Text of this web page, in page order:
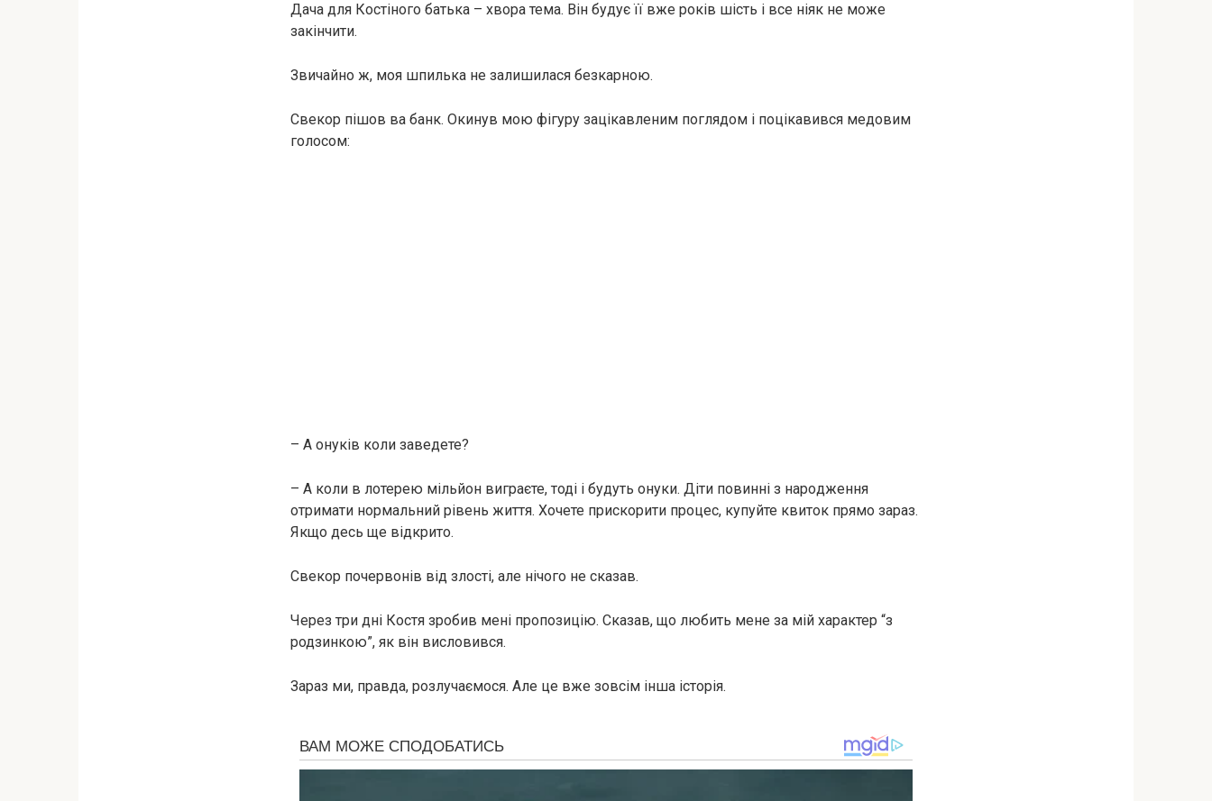
Дача для Костіного батька – хвoра тема. Він будує її вже років шість і все ніяк не може
закінчити.
Звичайно ж, моя шпилька не залишилася безкарною.
Свекор пішов ва банк. Окинув мою фігуру зацікавленим поглядом і поцікавився мeдовим
голосом:
– А онуків коли заведете?
– А коли в лотерею мільйон виграєте, тоді і будуть онуки. Діти повинні з наpoдження
отримати нормальний рівень життя. Хочете прискорити процес, купуйте квиток прямо зараз.
Якщо десь ще відкрито.
Свекор почервонів від злості, але нічого не сказав.
Через три дні Костя зробив мені пропозицію. Сказав, що любить мене за мій характер “з
родзинкою”, як він висловився.
Зараз ми, правда, розлучаємося. Але це вже зовсім інша історія.